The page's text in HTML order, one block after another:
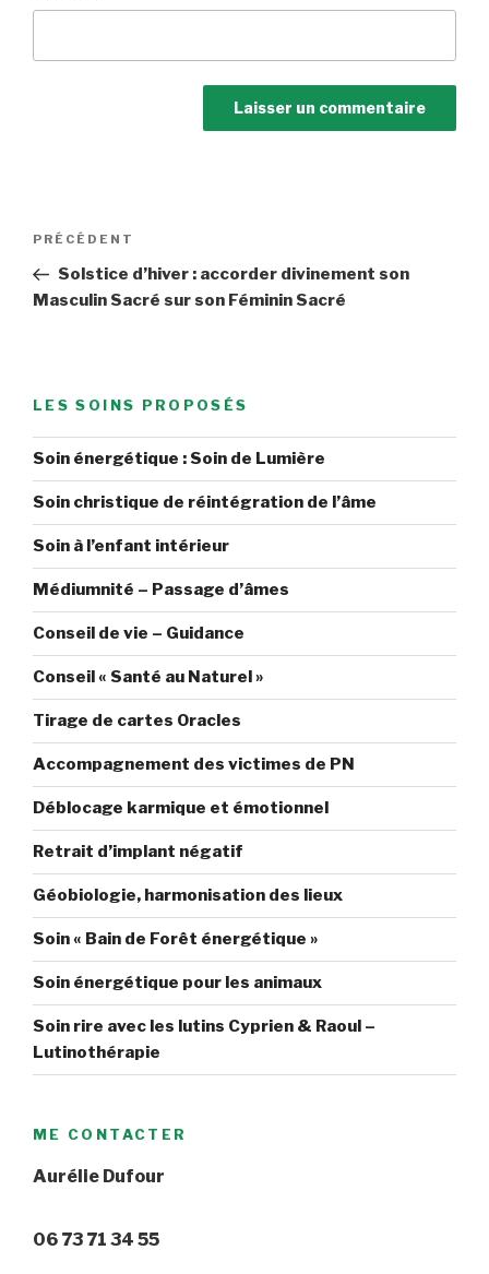
Navigation
l’article
Article
précédent
PRÉCÉDENT
Solstice d’hiver : accorder divinement son
Masculin Sacré sur son Féminin Sacré
LES SOINS PROPOSÉS
Soin énergétique : Soin de Lumière
Soin christique de réintégration de l’âme
Soin à l’enfant intérieur
Médiumnité – Passage d’âmes
Conseil de vie – Guidance
Conseil « Santé au Naturel »
Tirage de cartes Oracles
Accompagnement des victimes de PN
Déblocage karmique et émotionnel
Retrait d’implant négatif
Géobiologie, harmonisation des lieux
Soin « Bain de Forêt énergétique »
Soin énergétique pour les animaux
Soin rire avec les lutins Cyprien & Raoul –
Lutinothérapie
ME CONTACTER
Aurélie Dufour
06 73 71 34 55